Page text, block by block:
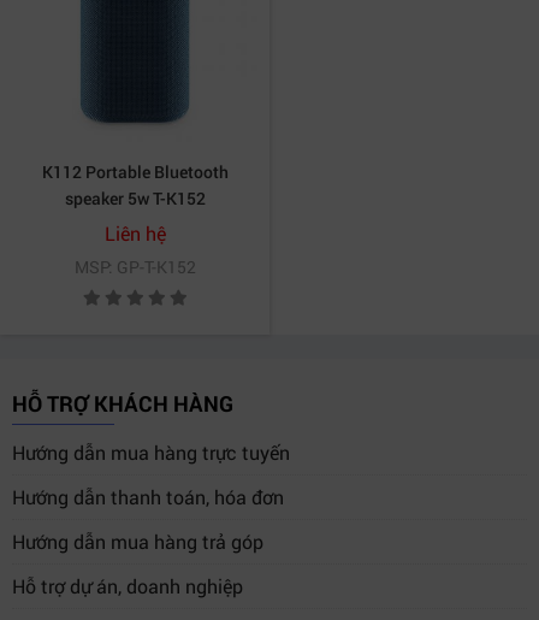
K112 Portable Bluetooth
speaker 5w T-K152
Liên hệ
MSP: GP-T-K152
HỖ TRỢ KHÁCH HÀNG
Hướng dẫn mua hàng trực tuyến
Hướng dẫn thanh toán, hóa đơn
Hướng dẫn mua hàng trả góp
Hỗ trợ dự án, doanh nghiệp